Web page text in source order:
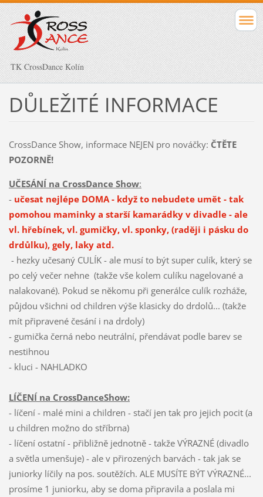
TK CrossDance Kolín
DŮLEŽITÉ INFORMACE
CrossDance Show, informace NEJEN pro nováčky: ČTĚTE
POZORNĚ!
UČESÁNÍ na CrossDance Show:
- učesat nejlépe DOMA - když to nebudete umět - tak
pomohou maminky a starší kamarádky v divadle - ale
vl. hřebínek, vl. gumičky, vl. sponky, (raději i pásku do
drdůlku), gely, laky atd.
- hezky učesaný CULÍK - ale musí to být super culík, který se
po celý večer nehne (takže vše kolem culíku nagelované a
nalakované). Pokud se někomu při generálce culík rozháže,
půjdou všichni od children výše klasicky do drdolů... (takže
mít připravené česání i na drdoly)
- gumička černá nebo neutrální, přendávat podle barev se
nestihnou
- kluci - NAHLADKO
LÍČENÍ na CrossDanceShow:
- líčení - malé mini a children - stačí jen tak pro jejich pocit (a
u children možno do stříbrna)
- líčení ostatní - přibližně jednotně - takže VÝRAZNÉ (divadlo
a světla umenšuje) - ale v přirozených barvách - tak jak se
juniorky líčily na pos. soutěžích. ALE MUSÍTE BÝT VÝRAZNÉ...
prosíme 1 juniorku, aby se doma připravila a poslala mi